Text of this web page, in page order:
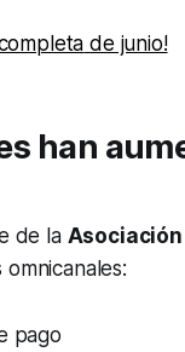
de junio!
han
de la Asociación
pago